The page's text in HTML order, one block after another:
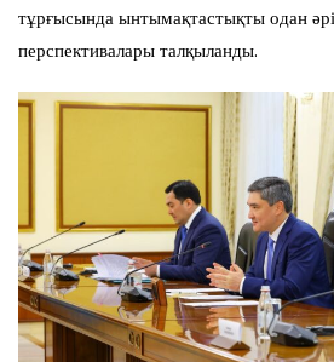
тұрғысында ынтымақтастықты одан
перспективалары талқыланды.